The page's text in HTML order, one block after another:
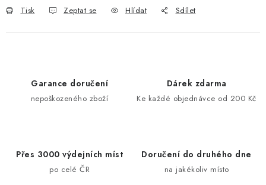
Tisk Zeptat se Hlídat Sdílet
Garance doručení
nepoškozeného zboží
Dárek zdarma
Ke každé objednávce od 200 Kč
Přes 3000 výdejních míst
po celé ČR
Doručení do druhého dne
na jakékoliv místo